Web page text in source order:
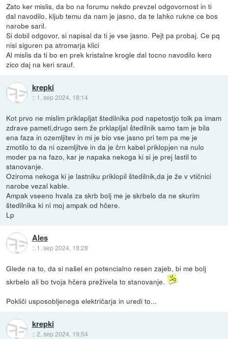
Zato ker mislis, da bo na forumu nekdo prevzel odgovornost in ti
dal navodilo, kljub temu da nam je jasno, da te lahko rukne ce bos
narobe saril.
Si dobil odgovor, si napisal da ti je vse jasno. Pejt pa probaj. Ce pq
nisi siguren pa atromarja klici
Al mislis da ti bo en prek kristalne krogle dal tocno navodilo kero
zico daj na keri srauf.
krepki
:: 1. sep 2024, 18:14
Kot prvo ne mislim priklapljat štedilnika pod napetostjo tolk pa imam
zdrave pameti,drugo sem že prklapljal štedilnik samo tam je bila
ena faza in ozemljitev in mi je bio vse jasno pri tem pa me je
zmotilo to da ni ozemljitve in da je črn kabel priklopjen na nulo
moder pa na fazo, kar je napaka nekoga ki si je prej lastil to
stanovanje.
Oziroma nekoga ki je lastniku priklopil štedilnik,da je že v vtičnici
narobe vezal kable.
Ampak vseeno hvala za skrb bolj me je skrbelo da ne skurim
štedilnika ki ni moj ampak od hčere.
Lp
Ales
:: 1. sep 2024, 18:28
Glede na to, da si našel en potencialno resen zajeb, bi me bolj
skrbelo ali bo tvoja hčera preživela to stanovanje.
Pokliči usposobljenega električarja in uredi to...
krepki
::2. sep 2024, 19:54